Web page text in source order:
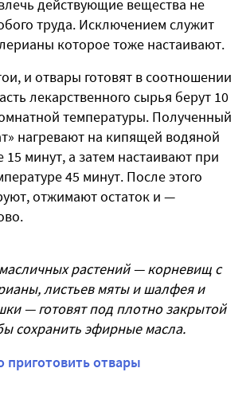
действующие вещества не
труда. Исключением служит
которое тоже настаивают.
и отвары готовят в соотношении
лекарственного сырья берут 10
температуры. Полученный
нагревают на кипящей водяной
15 минут, а затем настаивают при
45 минут. После этого
отжимают остаток и —
растений — корневищ с
листьев мяты и шалфея и
— готовят под плотно закрытой
сохранить эфирные масла.
приготовить отвары